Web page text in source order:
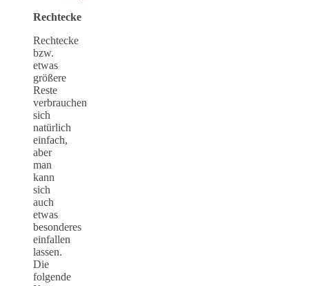
Rechtecke
Rechtecke
bzw.
etwas
größere
Reste
verbrauchen
sich
natürlich
einfach,
aber
man
kann
sich
auch
etwas
besonderes
einfallen
lassen.
Die
folgende